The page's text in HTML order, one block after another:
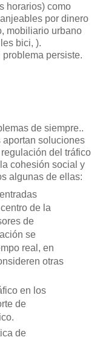
horarios) como
por dinero
mobiliario urbano
bici, ).
persiste.
de siempre..
aportan soluciones
del tráfico
cohesión social y
algunas de ellas:
de la
de
se
real, en
otras
en los
de
de